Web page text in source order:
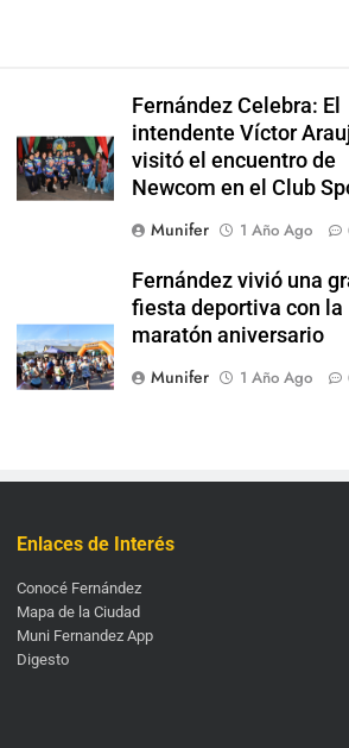
Fernández Celebra: El
intendente Víctor
visitó el encuentro de
Newcom en el Club
Munifer
1 Año Ago
Fernández vivió una
fiesta deportiva con la
maratón aniversario
Munifer
1 Año Ago
Enlaces de Interés
Conocé Fernández
Mapa de la Ciudad
Muni Fernandez App
Digesto